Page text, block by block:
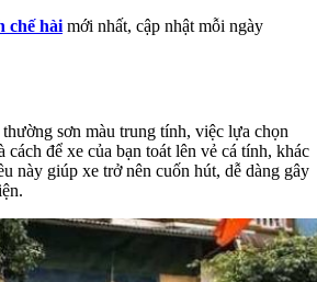
chế hài mới nhất, cập nhật mỗi ngày
sơn màu trung tính, việc lựa chọn
cách để xe của bạn toát lên vẻ cá tính, khác
này giúp xe trở nên cuốn hút, dễ dàng gây